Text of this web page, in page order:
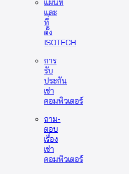
แผนที่
และ
ที่
ตั้ง
ISOTECH
การ
รับ
ประกัน
เช่า
คอมพิวเตอร์
ถาม-
ตอบ
เรื่อง
เช่า
คอมพิวเตอร์